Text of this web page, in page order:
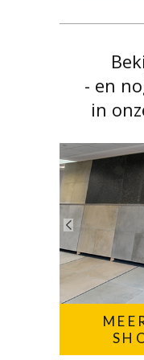
- en
in